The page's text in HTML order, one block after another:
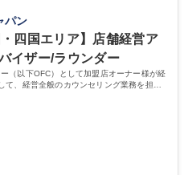
セリングへと繋げていきます。 募
ザー（OFC）/経営全般のカウン
な制度があります。 ・ＯＦＣ職限
内転勤は有り ・育児や介護等に
にて、短時間で働く制度 学歴・
学校 高校 語学力： 資格：第一種運
パン
四国エリア】店舗経営ア
イザー/ラウンダー
（以下OFC）として加盟店オーナー様が経
、経営全般のカウンセリング業務を担当